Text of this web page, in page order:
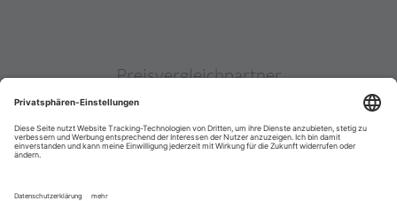
Preisvergleichpartner